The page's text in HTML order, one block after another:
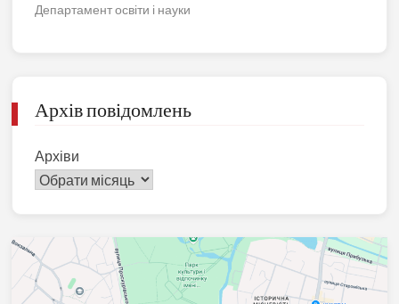
Департамент освіти і науки
Архів повідомлень
Архіви